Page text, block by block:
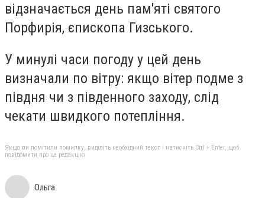
відзначається день пам'яті святого
Порфирія, єпископа Гизського.
У минулі часи погоду у цей день
визначали по вітру: якщо вітер подме з
півдня чи з південного заходу, слід
чекати швидкого потепління.
Якщо ви помітили помилку, виділіть необхідний текст і натисніть Ctrl + Enter, щоб
повідомити про це редакцію
Ольга